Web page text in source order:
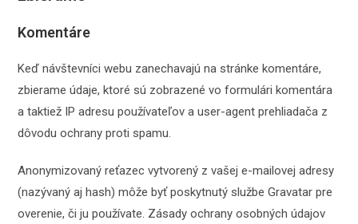
Komentáre
Keď návštevníci webu zanechavajú na stránke komentáre,
zbierame údaje, ktoré sú zobrazené vo formulári komentára
a taktiež IP adresu používateľov a user-agent prehliadača z
dôvodu ochrany proti spamu.
Anonymizovaný reťazec vytvorený z vašej e-mailovej adresy
(nazývaný aj hash) môže byť poskytnutý službe Gravatar pre
overenie, či ju používate. Zásady ochrany osobných údajov